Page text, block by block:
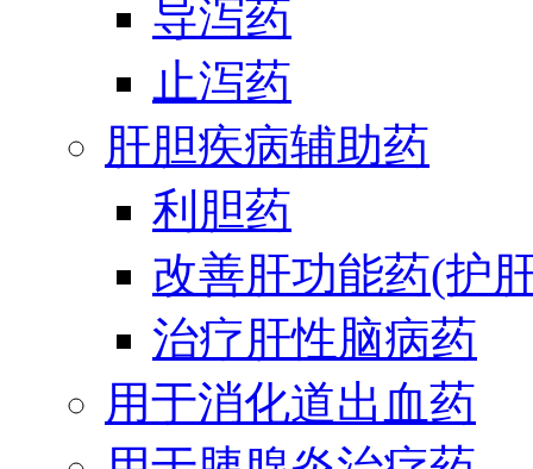
导泻药
止泻药
肝胆疾病辅助药
利胆药
改善肝功能药(护
治疗肝性脑病药
用于消化道出血药